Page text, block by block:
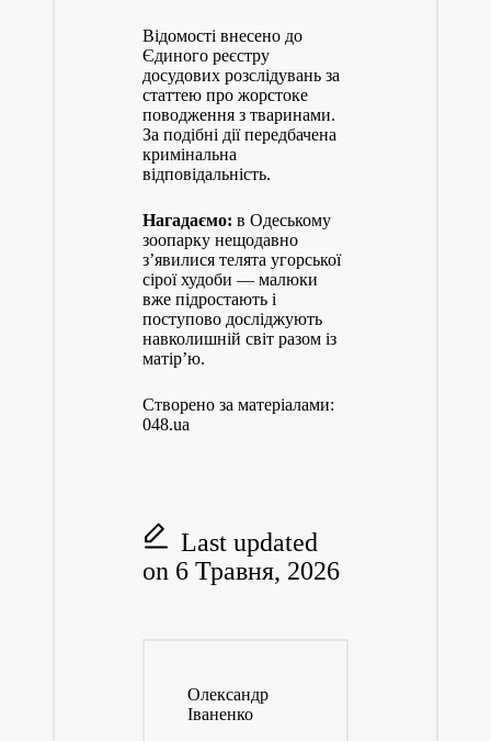
Відомості внесено до
Єдиного реєстру
досудових розслідувань за
статтею про жорстоке
поводження з тваринами.
За подібні дії передбачена
кримінальна
відповідальність.
Нагадаємо: в Одеському
зоопарку нещодавно
з’явилися телята угорської
сірої худоби — малюки
вже підростають і
поступово досліджують
навколишній світ разом із
матір’ю.
Створено за матеріалами:
048.ua
Last updated
on 6 Травня, 2026
Олександр
Іваненко